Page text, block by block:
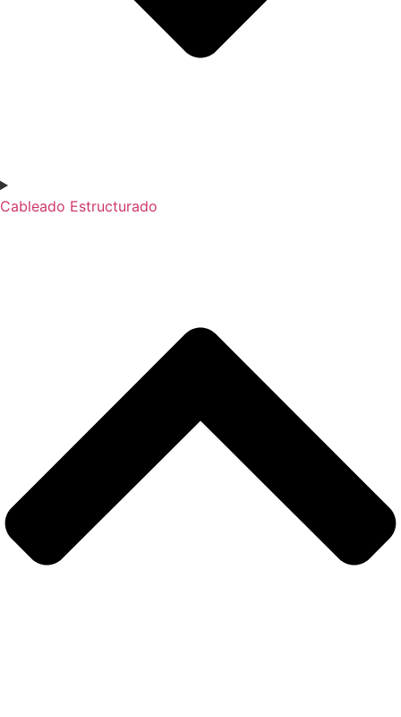
Cableado Estructurado